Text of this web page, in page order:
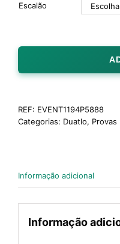
Escalão
REF: EVENT1194P5888
Categorias: Duatlo, Provas
Informação adicional
Informação